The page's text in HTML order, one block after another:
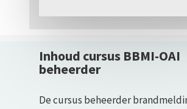
Inhoud cursus BBMI-OAI
beheerder
De cursus beheerder